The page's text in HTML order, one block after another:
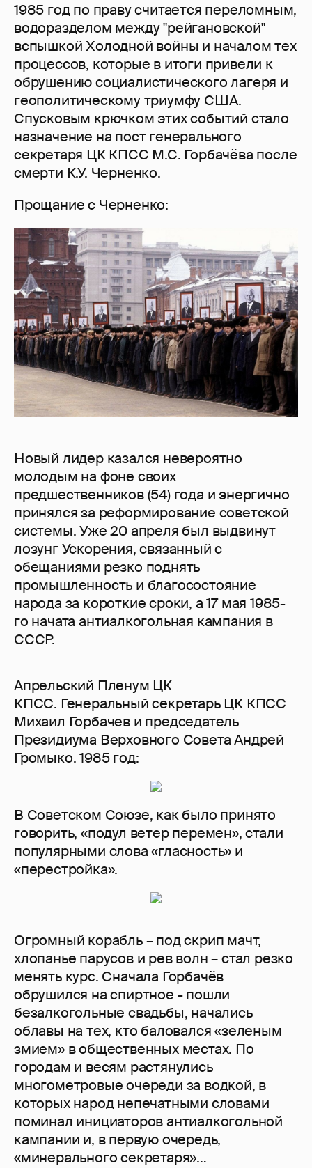
1985 год по праву считается переломным,
водоразделом между "рейгановской"
вспышкой Холодной войны и началом тех
процессов, которые в итоги привели к
обрушению социалистического лагеря и
геополитическому триумфу США.
Спусковым крючком этих событий стало
назначение на пост генерального
секретаря ЦК КПСС М.С. Горбачёва после
смерти К.У. Черненко.
Прощание с Черненко:
Новый лидер казался невероятно
молодым на фоне своих
предшественников (54) года и энергично
принялся за реформирование советской
системы. Уже 20 апреля был выдвинут
лозунг Ускорения, связанный с
обещаниями резко поднять
промышленность и благосостояние
народа за короткие сроки, а 17 мая 1985-
го начата антиалкогольная кампания в
СССР.
Апрельский Пленум ЦК
КПСС. Генеральный секретарь ЦК КПСС
Михаил Горбачев и председатель
Президиума Верховного Совета Андрей
Громыко. 1985 год:
В Советском Союзе, как было принято
говорить, «подул ветер перемен», стали
популярными слова «гласность» и
«перестройка».
Огромный корабль – под скрип мачт,
хлопанье парусов и рев волн – стал резко
менять курс. Сначала Горбачёв
обрушился на спиртное - пошли
безалкогольные свадьбы, начались
облавы на тех, кто баловался «зеленым
змием» в общественных местах. По
городам и весям растянулись
многометровые очереди за водкой, в
которых народ непечатными словами
поминал инициаторов антиалкогольной
кампании и, в первую очередь,
«минерального секретаря»…